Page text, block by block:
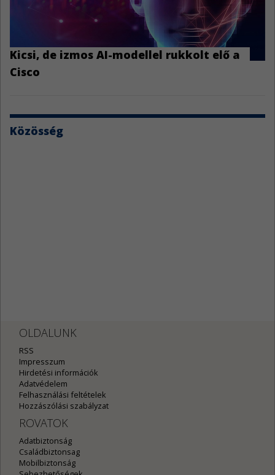
Kicsi, de izmos AI-modellel rukkolt elő a
Cisco
Közösség
OLDALUNK
RSS
Impresszum
Hirdetési információk
Adatvédelem
Felhasználási feltételek
Hozzászólási szabályzat
ROVATOK
Adatbiztonság
Családbiztonsag
Mobilbiztonság